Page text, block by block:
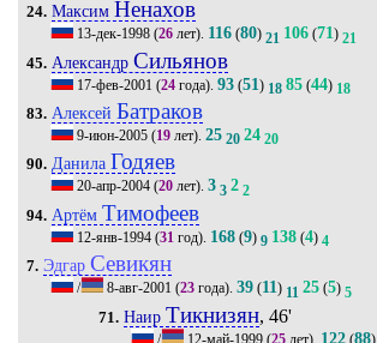
24. Максим Ненахов
13-дек-1998 (26 лет). 116 (80) 21 106 (71) 21
45. АлександрСильянов
17-фев-2001 (24 года).93 (51) 18 85 (44) 18
83. Алексей Батраков
9-июн-2005 (19 лет).25 20 24 20
90. ДанилаГодяев
20-апр-2004 (20 лет).3 3 2 2
94. АртёмТимофеев
12-янв-1994 (31 год). 168 (9) 9 138 (4) 4
7. ЭдгарСевикян
/ 8-авг-2001 (23 года).39 (11) 11 25 (5) 5
71. НаирТикнизян, 46'
/ 12-май-1999(25лет). 122(88)